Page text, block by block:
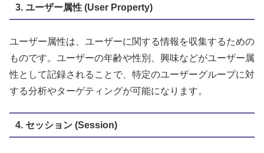
3. ユーザー属性 (User Property)
ユーザー属性は、ユーザーに関する情報を収集するための
ものです。ユーザーの年齢や性別、興味などがユーザー属
性として記録されることで、特定のユーザーグループに対
する分析やターゲティングが可能になります。
4. セッション (Session)